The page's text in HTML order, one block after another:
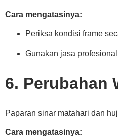
Cara mengatasinya:
Periksa kondisi frame
Gunakan jasa
6. Perubahan
Paparan sinar matahari dan
Cara mengatasinya: